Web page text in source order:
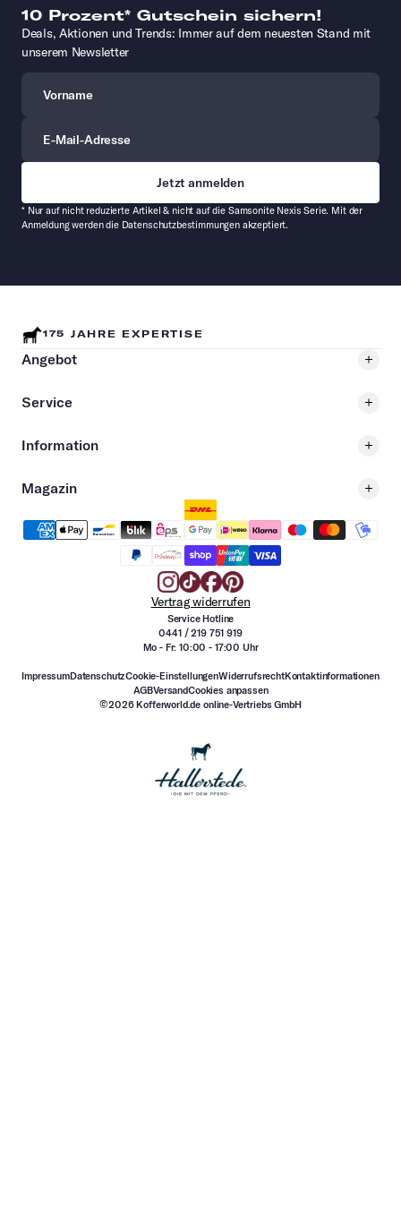
10 Prozent* Gutschein sichern!
Deals, Aktionen und Trends: Immer auf dem neuesten Stand mit
unserem Newsletter
* Nur auf nicht reduzierte Artikel & nicht auf die Samsonite Nexis Serie. Mit der
Anmeldung werden die Datenschutzbestimmungen akzeptiert.
175 JAHRE EXPERTISE
Angebot
Service
Information
Magazin
Vertrag widerrufen
Service Hotline
0441 / 219 751 919
Mo - Fr: 10:00 - 17:00 Uhr
ImpressumDatenschutzCookie-EinstellungenWiderrufsrechtKontaktinformationen
AGBVersandCookies anpassen
©2026 Kofferworld.de online-Vertriebs GmbH